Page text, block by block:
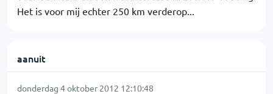
Het is voor mij echter 250 km verderop...
aanuit
donderdag 4 oktober 2012 12:10:48